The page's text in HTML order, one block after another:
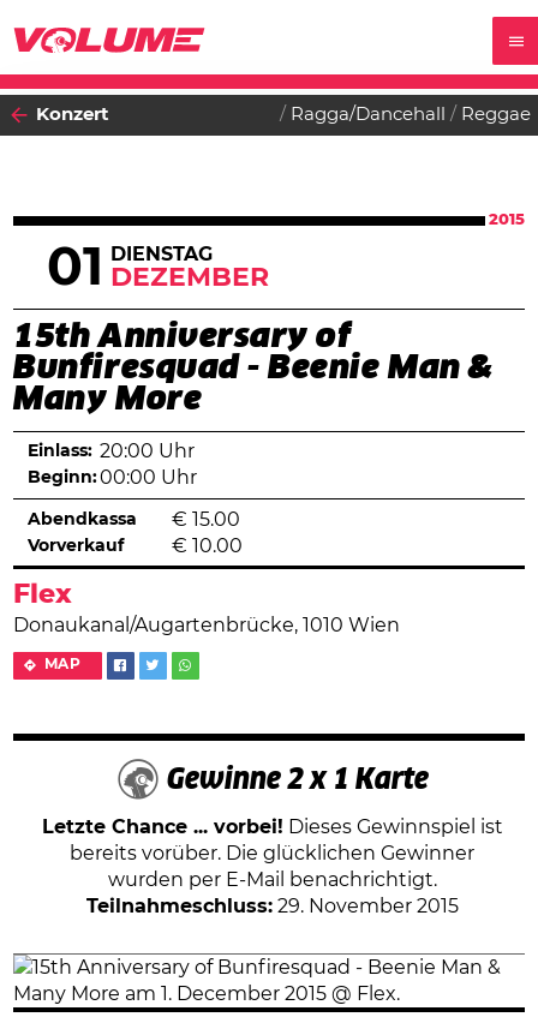
Konzert Ragga/Dancehall Reggae
2015
01 DIENSTAG
DEZEMBER
15th Anniversary of
Bunfiresquad - Beenie Man &
Many More
Flex
Donaukanal/Augartenbrücke, 1010 Wien
MAP
Einlass: 20:00 Uhr
Beginn:00:00 Uhr
Abendkassa € 15.00
Vorverkauf € 10.00
Gewinne 2 x 1 Karte
Letzte Chance ... vorbei! Dieses Gewinnspiel ist
bereits vorüber. Die glücklichen Gewinner
wurden per E-Mail benachrichtigt.
Teilnahmeschluss:29. November 2015